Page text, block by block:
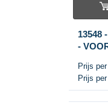
13548
-
- MIX
Prijs